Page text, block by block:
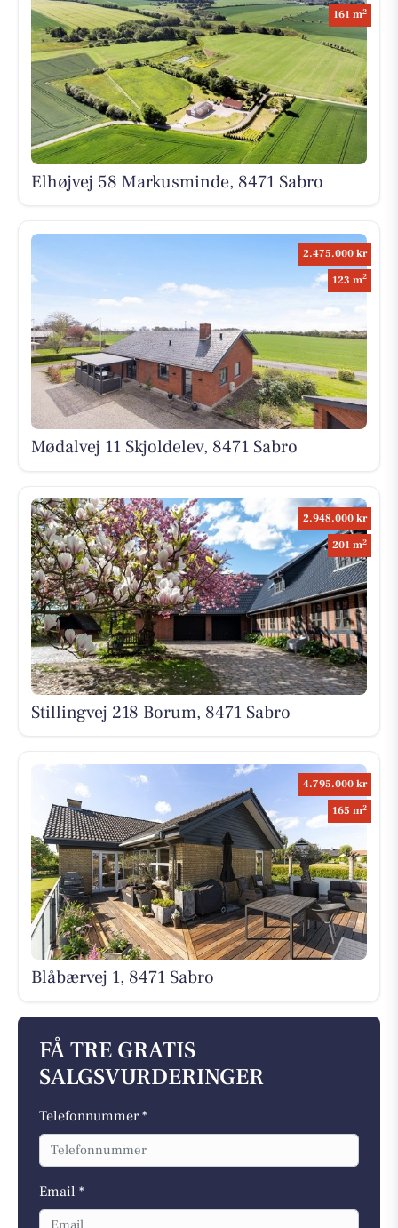
161 m2
Elhøjvej 58 Markusminde, 8471 Sabro
2.475.000 kr
123 m2
Mødalvej 11 Skjoldelev, 8471 Sabro
2.948.000 kr
201 m2
Stillingvej 218 Borum, 8471 Sabro
4.795.000 kr
165 m2
Blåbærvej 1, 8471 Sabro
FÅ TRE GRATIS
SALGSVURDERINGER
Telefonnummer *
Email *